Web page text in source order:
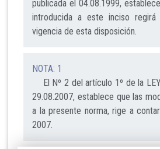
publicada el 04.08.1999,
introducida a este inciso
vigencia de esta disposición.
NOTA: 1
El Nº 2 del artículo 1º de la
29.08.2007, establece que las
a la presente norma, rige a
2007.